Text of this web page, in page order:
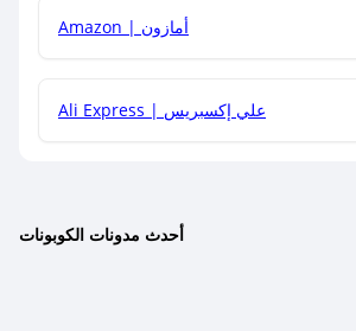
Amazon | أمازون
Ali Express | علي إكسبريس
أحدث مدونات الكوبونات